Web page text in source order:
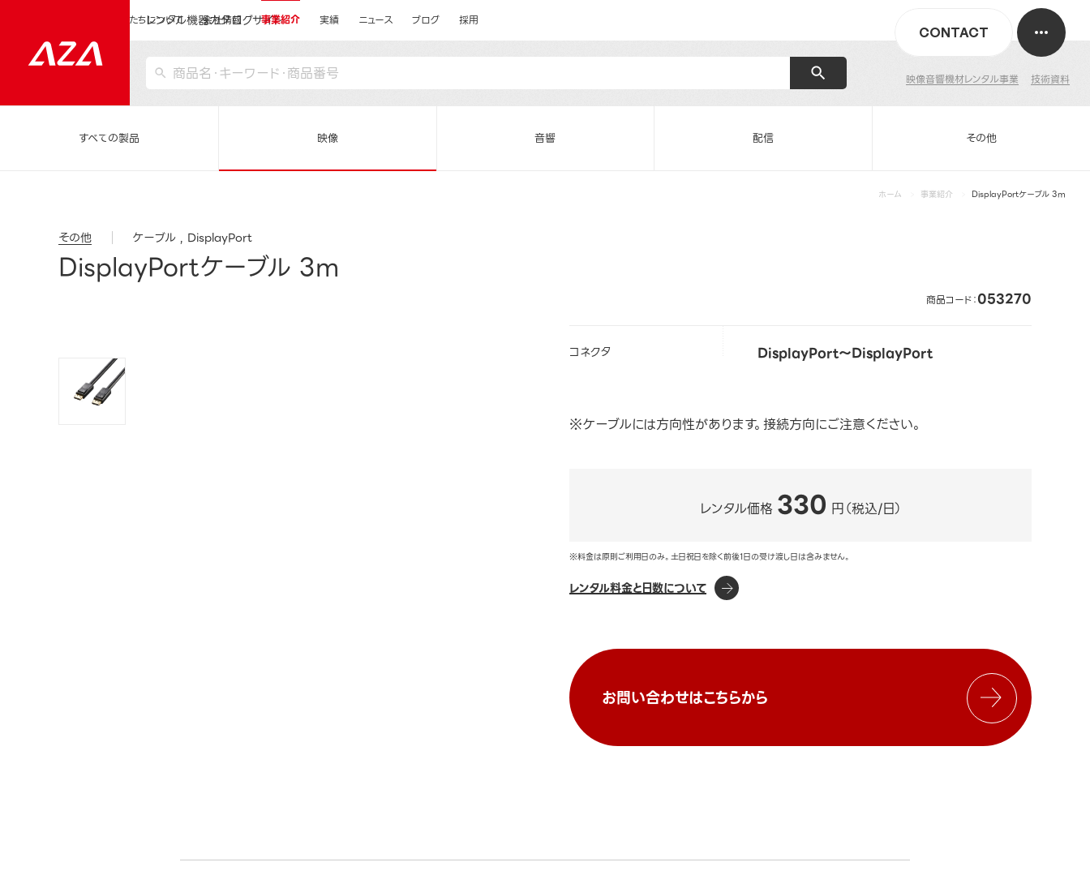
レンタル機器カタログサイト
映像音響機材レンタル事業 技術資料
CONTACT
私たちについて 会社情報 事業紹介 実績 ニュース ブログ 採用
すべての製品 映像 音響 配信 その他
ホーム 事業紹介 DisplayPortケーブル 3m
その他 ケーブル DisplayPort
DisplayPortケーブル 3m
商品コード：053270
コネクタ DisplayPort～DisplayPort
※ケーブルには方向性があります。接続方向にご注意ください。
レンタル価格 330 円（税込/日）
※料金は原則ご利用日のみ。土日祝日を除く前後1日の受け渡し日は含みません。
レンタル料金と日数について
お問い合わせはこちらから